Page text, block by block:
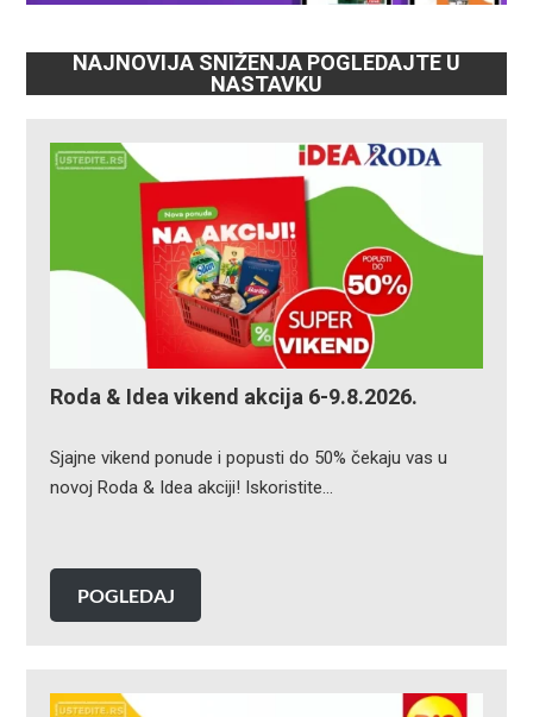
NAJNOVIJA SNIŽENJA POGLEDAJTE U
NASTAVKU
Roda & Idea vikend akcija 6-9.8.2026.
Sjajne vikend ponude i popusti do 50% čekaju vas u
novoj Roda & Idea akciji! Iskoristite…
POGLEDAJ